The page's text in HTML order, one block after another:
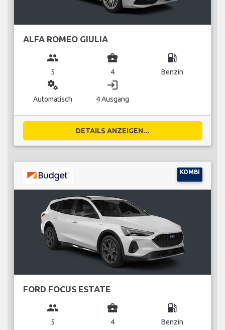
ALFA ROMEO GIULIA
group
5
business_center
4
local_gas_station
Benzin
miscellaneous_services
Automatisch
login
4 Ausgang
DETAILS ANZEIGEN...
KOMBI
FORD FOCUS ESTATE
group
5
business_center
4
local_gas_station
Benzin